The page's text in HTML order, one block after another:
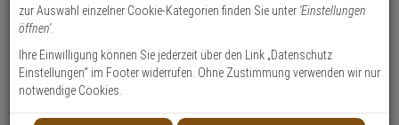
ein,
um
SucheWelche Lieferoptionen kann ich nach der Bestellung
auswählen?
zur Auswahl einzelner Cookie-Kategorien finden Sie unter 'Einstellungen
öffnen'.
Ihre Einwilligung können Sie jederzeit über den Link „Datenschutz
Einstellungen“ im Footer widerrufen. Ohne Zustimmung verwenden wir nur
notwendige Cookies.